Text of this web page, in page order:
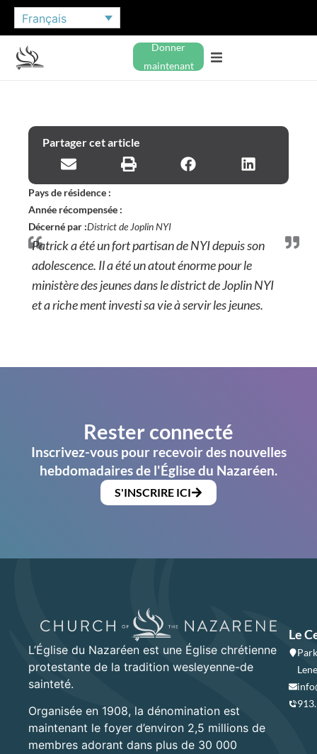
Français
Donner
maintenant
Partager cet article
Pays de résidence :
Année récompensée :
Décerné par :District de Joplin NYI
Patrick a été un fort partisan de NYI depuis son
adolescence. Il a été un atout énorme pour le
ministère des jeunes dans le district de Joplin NYI
et a riche ment investi sa vie à servir les jeunes.
Rester connecté
Inscrivez-vous pour recevoir des nouvelles
hebdomadaires de l'Église du Nazaréen.
S'INSCRIRE ICI
L’Église du Nazaréen est une Église chrétienne
protestante de la tradition wesleyenne-de
sainteté.
Organisée en 1908, la dénomination est
maintenant le foyer d’environ 2,5 millions de
membres adorant dans plus de 30 000
Le